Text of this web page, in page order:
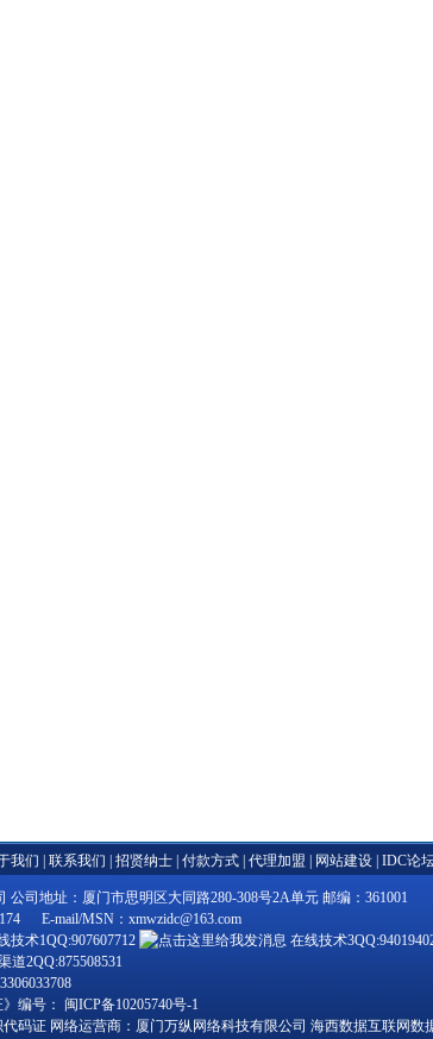
我们 联系我们 招贤纳士| 付款方式| 代理加盟 网站建设| IDC论
司地址：厦门市思明区大同路280-308号2A单元 邮编：361001
E-mail/MSN：xmwzidc@163.com
技术1QQ:907607712 在线技术
道2QQ:875508531
编号： 闽ICP备10205740号-1
代码证网络运营商：厦门万纵网络科技有限公司 海西数据互联网数